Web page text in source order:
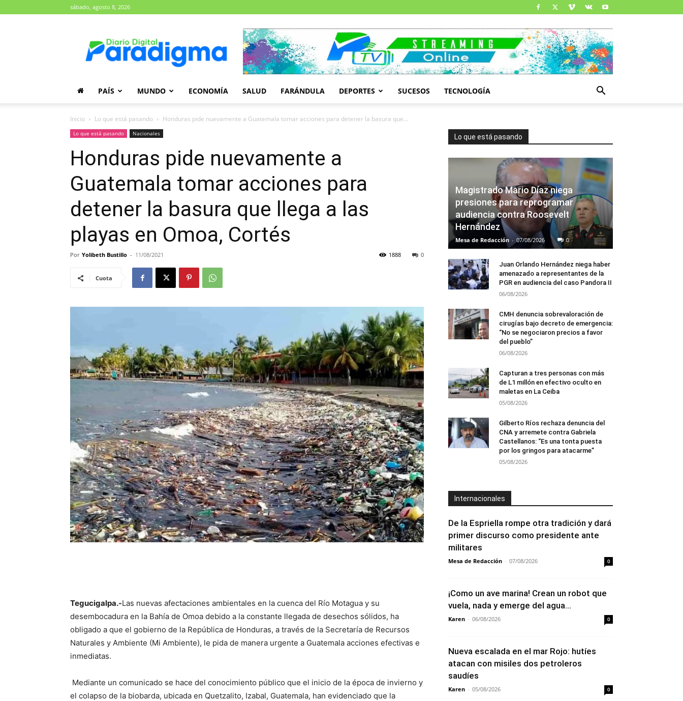
sábado, agosto 8, 2026
Paradigma
PAÍS MUNDO ECONOMÍA SALUD FARÁNDULA DEPORTES SUCESOS TECNOLOGÍA
Inicio Lo que está pasando Honduras pide nuevamente a Guatemala tomar acciones para detener la basura que...
Lo que está pasando Nacionales
Honduras pide nuevamente a
Guatemala tomar acciones para
detener la basura que llega a las
playas en Omoa, Cortés
Por Yolibeth Bustillo - 11/08/2021 0
1888
Cuota
Tegucigalpa.-Las nuevas afectaciones ambientales en la cuenca del Río Motagua y su
desembocadura en la Bahía de Omoa debido a la constante llegada de desechos sólidos, ha
obligado a que el gobierno de la República de Honduras, a través de la Secretaría de Recursos
Naturales y Ambiente (Mi Ambiente), le pida de manera urgente a Guatemala acciones efectivas e
inmediatas.
Mediante un comunicado se hace del conocimiento público que el inicio de la época de invierno y
el colapso de la biobarda, ubicada en Quetzalito, Izabal, Guatemala, han evidenciado que la
Lo que está pasando
Magistrado Mario Díaz niega
presiones para reprogramar
audiencia contra Roosevelt
Hernández
Mesa de Redacción - 07/08/2026 0
Juan Orlando Hernández niega haber
amenazado a representantes de la
PGR en audiencia del caso Pandora II
06/08/2026
CMH denuncia sobrevaloración de
cirugías bajo decreto de emergencia:
“No se negociaron precios a favor
del pueblo”
06/08/2026
Capturan a tres personas con más
de L1 millón en efectivo oculto en
maletas en La Ceiba
05/08/2026
Gilberto Ríos rechaza denuncia del
CNA y arremete contra Gabriela
Castellanos: “Es una tonta puesta
por los gringos para atacarme”
05/08/2026
Internacionales
De la Espriella rompe otra tradición y dará
primer discurso como presidente ante
militares
Mesa de Redacción - 07/08/2026 0
¡Como un ave marina! Crean un robot que
vuela, nada y emerge del agua...
Karen - 06/08/2026 0
Nueva escalada en el mar Rojo: hutíes
atacan con misiles dos petroleros
saudíes
Karen - 05/08/2026 0